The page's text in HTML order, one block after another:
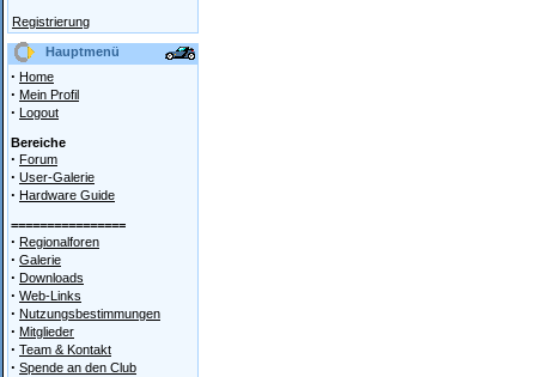
Registrierung
Hauptmenü
· Home
· Mein Profil
· Logout
Bereiche
· Forum
· User-Galerie
· Hardware Guide
================
· Regionalforen
· Galerie
· Downloads
· Web-Links
· Nutzungsbestimmungen
· Mitglieder
· Team & Kontakt
· Spende an den Club